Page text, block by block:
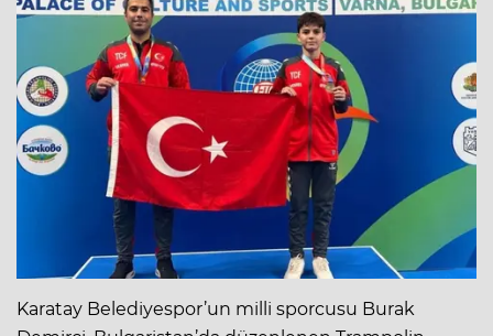
Karatay Belediyespor’un milli sporcusu Burak